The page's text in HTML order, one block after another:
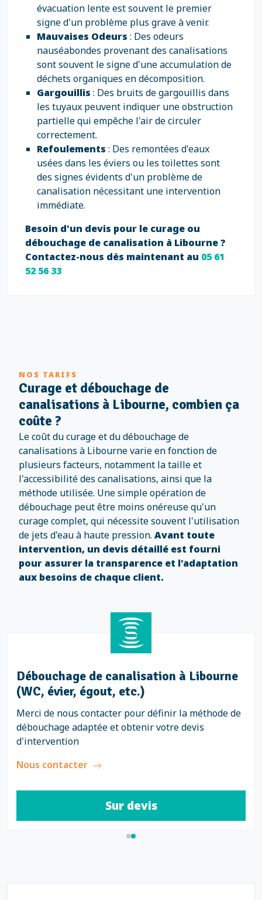
évacuation lente est souvent le premier
signe d'un problème plus grave à venir.
Mauvaises Odeurs : Des odeurs
nauséabondes provenant des canalisations
sont souvent le signe d'une accumulation de
déchets organiques en décomposition.
Gargouillis : Des bruits de gargouillis dans
les tuyaux peuvent indiquer une obstruction
partielle qui empêche l'air de circuler
correctement.
Refoulements : Des remontées d'eaux
usées dans les éviers ou les toilettes sont
des signes évidents d'un problème de
canalisation nécessitant une intervention
immédiate.
Besoin d'un devis pour le curage ou
débouchage de canalisation à Libourne ?
Contactez-nous dès maintenant au 05 61
52 56 33
NOS TARIFS
Curage et débouchage de
canalisations à Libourne, combien ça
coûte ?
Le coût du curage et du débouchage de
canalisations à Libourne varie en fonction de
plusieurs facteurs, notamment la taille et
l'accessibilité des canalisations, ainsi que la
méthode utilisée. Une simple opération de
débouchage peut être moins onéreuse qu'un
curage complet, qui nécessite souvent l'utilisation
de jets d'eau à haute pression. Avant toute
intervention, un devis détaillé est fourni
pour assurer la transparence et l'adaptation
aux besoins de chaque client.
Débouchage de canalisation à Libourne
(WC, évier, égout, etc.)
Merci de nous contacter pour définir la méthode de
débouchage adaptée et obtenir votre devis
d'intervention
Nous contacter
Sur devis